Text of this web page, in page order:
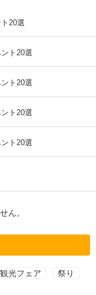
20選
ト20選
ト20選
ト20選
ト20選
ん。
光フェア 祭り